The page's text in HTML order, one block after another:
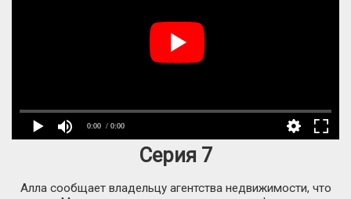
0:00 / 0:00
Серия 7
Алла сообщает владельцу агентства недвижимости, что